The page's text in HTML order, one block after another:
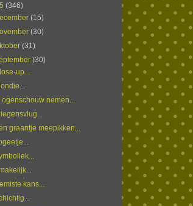
(346)
(15)
(30)
(31)
(30)
up...
ogenschouw nemen...
graantje meepikken...
kans...